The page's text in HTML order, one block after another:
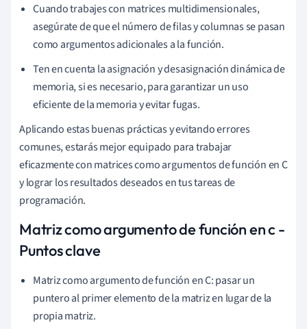
Cuando trabajes con matrices multidimensionales,
asegúrate de que el número de filas y columnas se pasan
como argumentos adicionales a la función.
Ten en cuenta la asignación y desasignación dinámica de
memoria, si es necesario, para garantizar un uso
eficiente de la memoria y evitar fugas.
Aplicando estas buenas prácticas y evitando errores
comunes, estarás mejor equipado para trabajar
eficazmente con matrices como argumentos de función en C
y lograr los resultados deseados en tus tareas de
programación.
Matriz como argumento de función en c -
Puntos clave
Matriz como argumento de función en C: pasar un
puntero al primer elemento de la matriz en lugar de la
propia matriz.